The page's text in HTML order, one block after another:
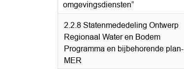
omgevingsdiensten”
2.2.8 Statenmededeling Ontwerp
Regionaal Water en Bodem
Programma en bijbehorende plan-
MER